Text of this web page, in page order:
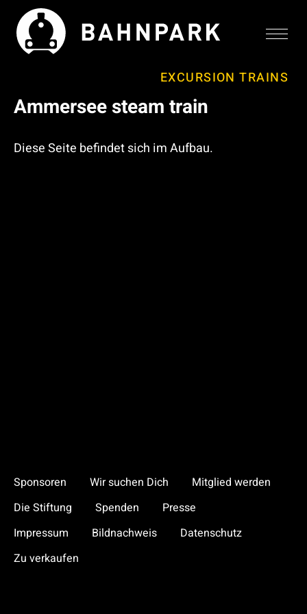
Zum
Zum
Zur
Suche
EXCURSION TRAINS
Ammersee steam train
Diese Seite befindet sich im Aufbau.
Sponsoren Wir suchen Dich
Mitglied werden
Die Stiftung
Spenden
Presse
Impressum
Bildnachweis
Datenschutz
Zu verkaufen